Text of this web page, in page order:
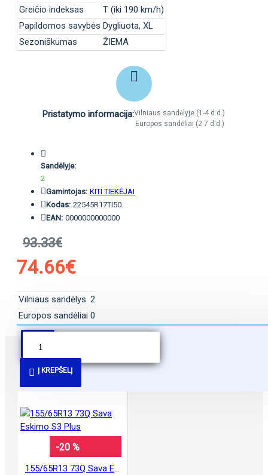
Greičio indeksas
T (iki 190 km/h)
Papildomos savybės Dygliuota, XL
Sezoniškumas
ŽIEMA
Pristatymo informacija:Vilniaus sandėlyje (1-4 d.d.)
Europos sandėliai (2-7 d.d.)
Sandėlyje:
2
Gamintojas: KITI TIEKĖJAI
Kodas: 22545R17TI50
EAN: 0000000000000
93.33€
74.66€
Vilniaus sandėlys 2
Europos sandėliai 0
Į KREPŠELĮ
PANAŠŪS PASIŪLYMAI
-20 %
155/65R13 73Q Sava Eskimo S3 Plus